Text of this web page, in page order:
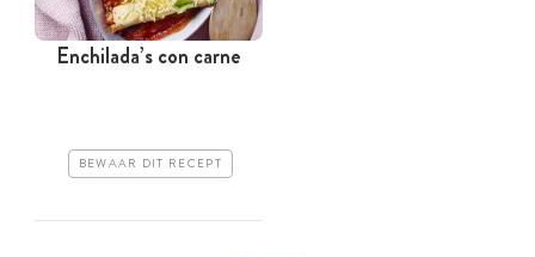
Enchilada’s con carne
BEWAAR DIT RECEPT